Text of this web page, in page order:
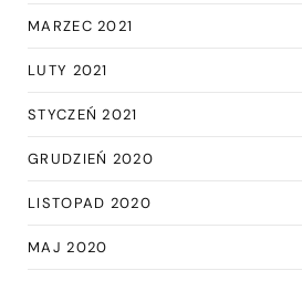
MARZEC 2021
LUTY 2021
STYCZEŃ 2021
GRUDZIEŃ 2020
LISTOPAD 2020
MAJ 2020